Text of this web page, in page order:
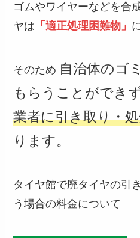
ゴムやワイヤーなどを合
ヤは 「適正処理困難物」
そのため 自治体のゴ
もらうことができ
業者に引き取り・
ります。
タイヤ館で廃タイヤの引
う場合の料金について